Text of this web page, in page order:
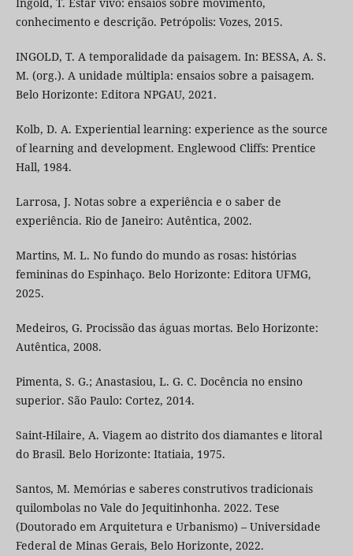
conhecimento e descrição. Petrópolis: Vozes, 2015.
INGOLD, T. A temporalidade da paisagem. In: BESSA, A. S.
M. (org.). A unidade múltipla: ensaios sobre a paisagem.
Belo Horizonte: Editora NPGAU, 2021.
Kolb, D. A. Experiential learning: experience as the source
of learning and development. Englewood Cliffs: Prentice
Hall, 1984.
Larrosa, J. Notas sobre a experiência e o saber de
experiência. Rio de Janeiro: Autêntica, 2002.
Martins, M. L. No fundo do mundo as rosas: histórias
femininas do Espinhaço. Belo Horizonte: Editora UFMG,
2025.
Medeiros, G. Procissão das águas mortas. Belo Horizonte:
Autêntica, 2008.
Pimenta, S. G.; Anastasiou, L. G. C. Docência no ensino
superior. São Paulo: Cortez, 2014.
Saint-Hilaire, A. Viagem ao distrito dos diamantes e litoral
do Brasil. Belo Horizonte: Itatiaia, 1975.
Santos, M. Memórias e saberes construtivos tradicionais
quilombolas no Vale do Jequitinhonha. 2022. Tese
(Doutorado em Arquitetura e Urbanismo) – Universidade
Federal de Minas Gerais, Belo Horizonte, 2022.